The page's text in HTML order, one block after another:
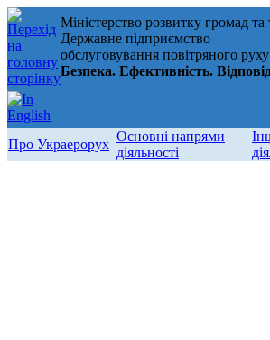
Міністерство розвитку громад та
Державне підприємство
обслуговування повітряного
Безпека. Ефективність.
Про Украерорух
Основні напрями
діяльності